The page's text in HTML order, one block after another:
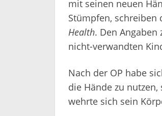
mit seinen neuen
Stümpfen, schreiben
Health. Den
nicht-verwandten
Nach der OP habe
die Hände zu
wehrte sich sein